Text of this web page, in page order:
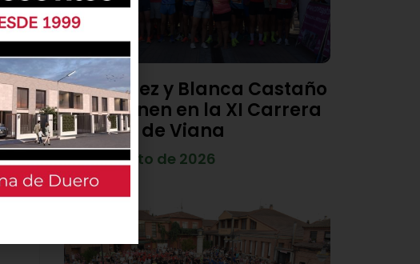
Diego Díez y Blanca Castaño
se imponen en la XI Carrera
Popular de Viana
4 de agosto de 2026